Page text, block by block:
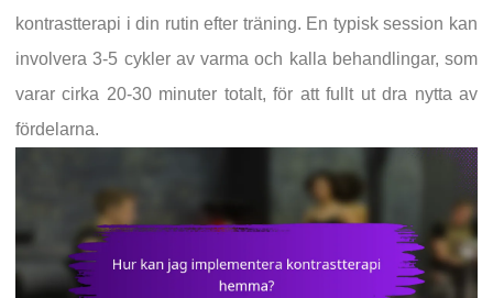
kontrastterapi i din rutin efter träning. En typisk session kan
involvera 3-5 cykler av varma och kalla behandlingar, som
varar cirka 20-30 minuter totalt, för att fullt ut dra nytta av
fördelarna.